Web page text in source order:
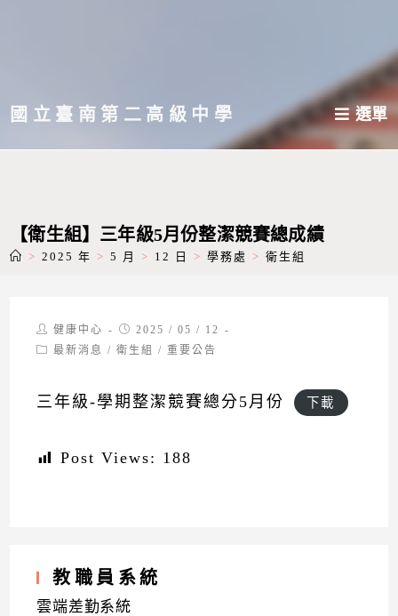
主國立臺南第二高級中學 選單
【衛生組】三年級5月份整潔競賽總成績
> 2025 年 > 5 月 > 12 日 > 學務處 > 衛生組
Post
author:
健康中心
Post
published:
2025 / 05 / 12
Post最新消息 / 衛生組 / 重要公告
三年級-學期整潔競賽總分5月份 下載
Post Views: 188
教職員系統
雲端差勤系統